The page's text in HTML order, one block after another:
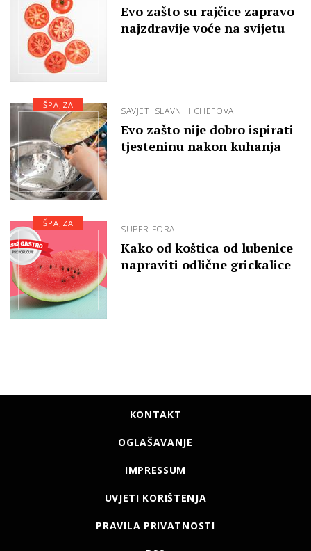
Evo zašto su rajčice zapravo
najzdravije voće na svijetu
SAVJETI SLAVNIH CHEFOVA
Evo zašto nije dobro ispirati
tjesteninu nakon kuhanja
ŠPAJZA
SUPER FORA!
Kako od koštica od lubenice
napraviti odlične grickalice
ŠPAJZA
KONTAKT
OGLAŠAVANJE
IMPRESSUM
UVJETI KORIŠTENJA
PRAVILA PRIVATNOSTI